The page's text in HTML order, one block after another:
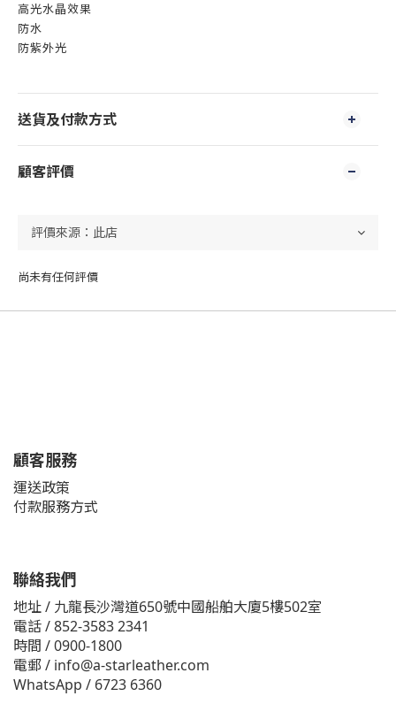
高光水晶效果
防水
防紫外光
送貨及付款方式
顧客評價
尚未有任何評價
顧客服務
運送政策
付款服務方式
聯絡我們
地址 / 九龍長沙灣道650號中國船舶大廈5樓502室
電話 / 852-3583 2341
時間 / 0900-1800
電郵 / info@a-starleather.com
WhatsApp / 6723 6360